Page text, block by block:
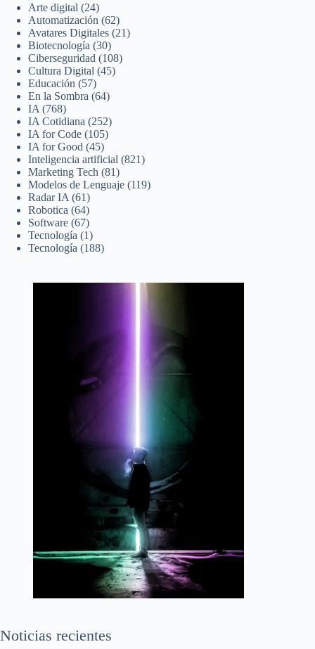
Arte digital (24)
Automatización (62)
Avatares Digitales (21)
Biotecnología (30)
Ciberseguridad (108)
Cultura Digital (45)
Educación (57)
En la Sombra (64)
IA (768)
IA Cotidiana (252)
IA for Code (105)
IA for Good (45)
Inteligencia artificial (821)
Marketing Tech (81)
Modelos de Lenguaje (119)
Radar IA (61)
Robotica (64)
Software (67)
Tecnología (1)
Tecnología (188)
Noticias recientes